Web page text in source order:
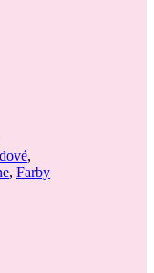
,
, Farby